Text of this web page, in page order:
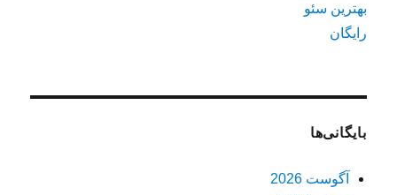
بهترین سئو
رایگان
بایگانی‌ها
آگوست 2026